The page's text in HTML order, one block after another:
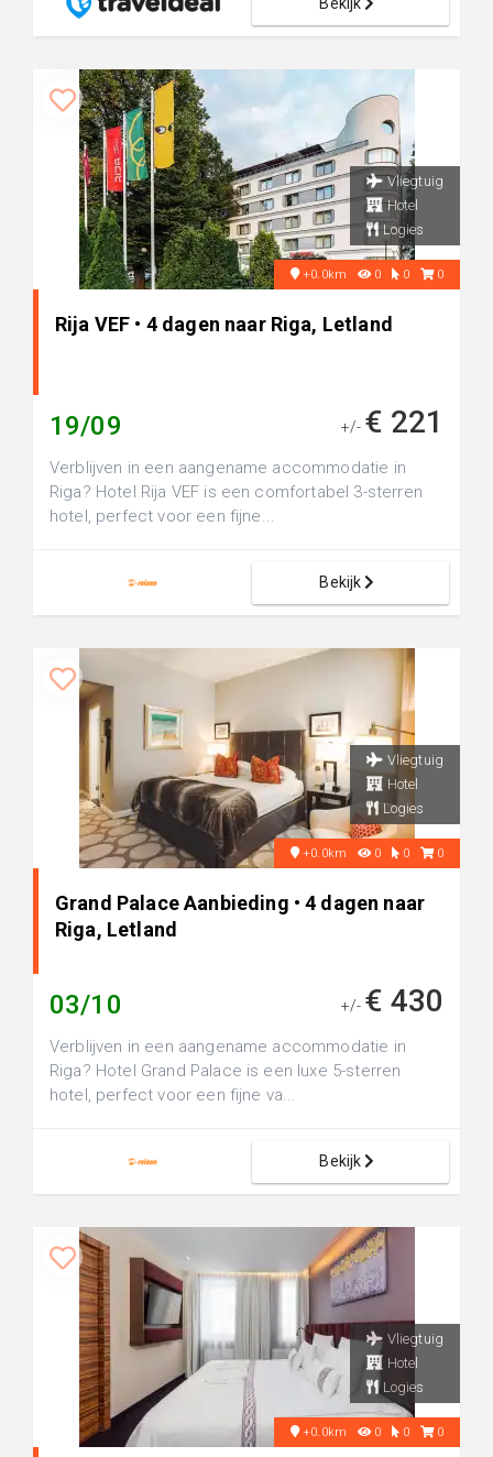
Vliegtuig
Hotel
Logies
+0.0km 0 0 0
Rija VEF • 4 dagen naar Riga, Letland
19/09 +/- € 221
Verblijven in een aangename accommodatie in
Riga? Hotel Rija VEF is een comfortabel 3-sterren
hotel, perfect voor een fijne...
Bekijk
Vliegtuig
Hotel
Logies
+0.0km 0 0 0
Grand Palace Aanbieding • 4 dagen naar
Riga, Letland
03/10 +/- € 430
Verblijven in een aangename accommodatie in
Riga? Hotel Grand Palace is een luxe 5-sterren
hotel, perfect voor een fijne va...
Bekijk
Vliegtuig
Hotel
Logies
+0.0km 0 0 0